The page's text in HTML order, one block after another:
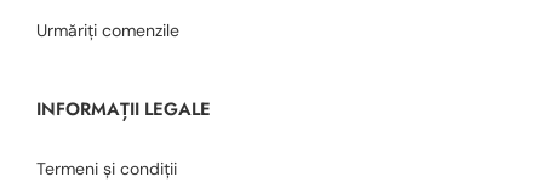
Urmăriți comenzile
INFORMAȚII LEGALE
Termeni și condiții